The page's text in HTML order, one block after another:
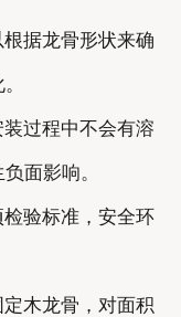
据龙骨形状来确
过程中不会有溶
面影响。
验标准，安全环
木龙骨，对面积